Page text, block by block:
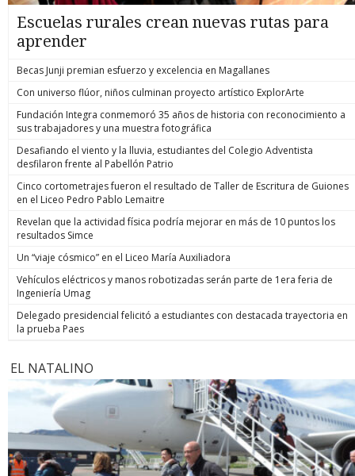
Escuelas rurales crean nuevas rutas para
aprender
Becas Junji premian esfuerzo y excelencia en Magallanes
Con universo flúor, niños culminan proyecto artístico ExplorArte
Fundación Integra conmemoró 35 años de historia con reconocimiento a
sus trabajadores y una muestra fotográfica
Desafiando el viento y la lluvia, estudiantes del Colegio Adventista
desfilaron frente al Pabellón Patrio
Cinco cortometrajes fueron el resultado de Taller de Escritura de Guiones
en el Liceo Pedro Pablo Lemaitre
Revelan que la actividad física podría mejorar en más de 10 puntos los
resultados Simce
Un “viaje cósmico” en el Liceo María Auxiliadora
Vehículos eléctricos y manos robotizadas serán parte de 1era feria de
Ingeniería Umag
Delegado presidencial felicitó a estudiantes con destacada trayectoria en
la prueba Paes
EL NATALINO